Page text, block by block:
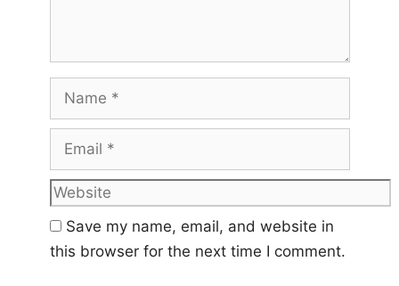
Name
Email
Website
Save my name, email, and website in
this browser for the next time I comment.